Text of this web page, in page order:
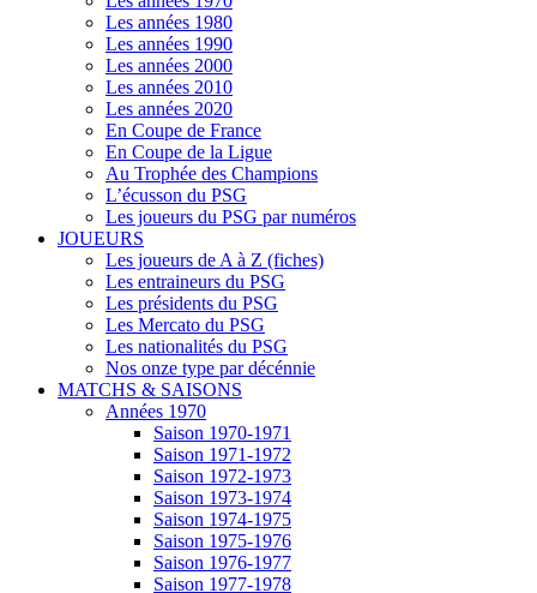
Les années 1980
Les années 1990
Les années 2000
Les années 2010
Les années 2020
En Coupe de France
En Coupe de la Ligue
Au Trophée des Champions
L’écusson du PSG
Les joueurs du PSG par numéros
JOUEURS
Les joueurs de A à Z (fiches)
Les entraineurs du PSG
Les présidents du PSG
Les Mercato du PSG
Les nationalités du PSG
Nos onze type par décénnie
MATCHS & SAISONS
Années 1970
Saison 1970-1971
Saison 1971-1972
Saison 1972-1973
Saison 1973-1974
Saison 1974-1975
Saison 1975-1976
Saison 1976-1977
Saison 1977-1978